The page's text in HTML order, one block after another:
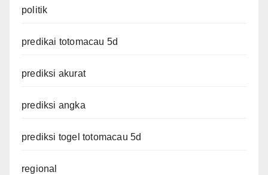
politik
predikai totomacau 5d
prediksi akurat
prediksi angka
prediksi togel totomacau 5d
regional